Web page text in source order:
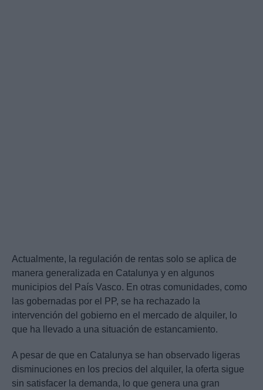
Actualmente, la regulación de rentas solo se aplica de
manera generalizada en Catalunya y en algunos
municipios del País Vasco. En otras comunidades, como
las gobernadas por el PP, se ha rechazado la
intervención del gobierno en el mercado de alquiler, lo
que ha llevado a una situación de estancamiento.
A pesar de que en Catalunya se han observado ligeras
disminuciones en los precios del alquiler, la oferta sigue
sin satisfacer la demanda, lo que genera una gran